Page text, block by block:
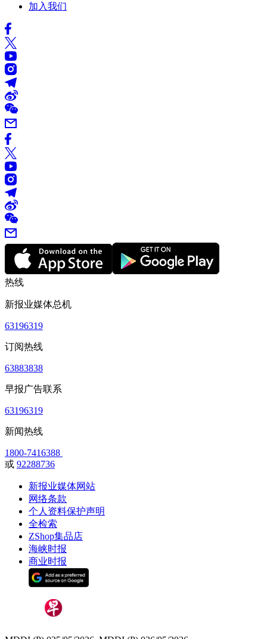
加入我们
热线
新报业媒体总机
63196319
订阅热线
63883838
早报广告联系
63196319
新闻热线
1800-7416388
或 92288736
新报业媒体网站
网络条款
个人资料保护声明
全检索
ZShop集品店
海峡时报
商业时报